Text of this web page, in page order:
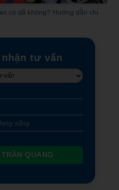
có dễ không? Hướng dẫn chi
tư vấn
QUANG